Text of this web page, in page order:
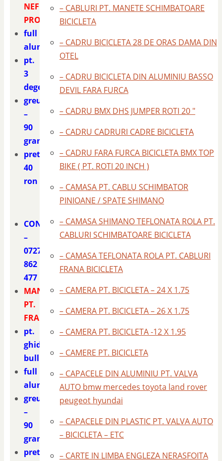
NEFOLOSITA
PROMAX
full
aluminiu
pt.
3
degete
greutate
–
90
grame
pret
40
ron
CONTACT
–
0727
862
477
MANETA
PT.
FRANA
pt.
ghidon
bullhorn
full
aluminiu
greutate
–
90
grame
pret
– CABLURI PT. MANETE SCHIMBATOARE
BICICLETA
– CADRU BICICLETA 28 DE ORAS DAMA DIN
OTEL
– CADRU BICICLETA DIN ALUMINIU BASSO
DEVIL FARA FURCA
– CADRU BMX DHS JUMPER ROTI 20 "
– CADRU CADRURI CADRE BICICLETA
– CADRU FARA FURCA BICICLETA BMX TOP
BIKE ( PT. ROTI 20 INCH )
– CAMASA PT. CABLU SCHIMBATOR
PINIOANE / SPATE SHIMANO
– CAMASA SHIMANO TEFLONATA ROLA PT.
CABLURI SCHIMBATOARE BICICLETA
– CAMASA TEFLONATA ROLA PT. CABLURI
FRANA BICICLETA
– CAMERA PT. BICICLETA – 24 X 1.75
– CAMERA PT. BICICLETA – 26 X 1.75
– CAMERA PT. BICICLETA -12 X 1.95
– CAMERE PT. BICICLETA
– CAPACELE DIN ALUMINIU PT. VALVA
AUTO bmw mercedes toyota land rover
peugeot hyundai
– CAPACELE DIN PLASTIC PT. VALVA AUTO
– BICICLETA – ETC
– CARTE IN LIMBA ENGLEZA NERASFOITA